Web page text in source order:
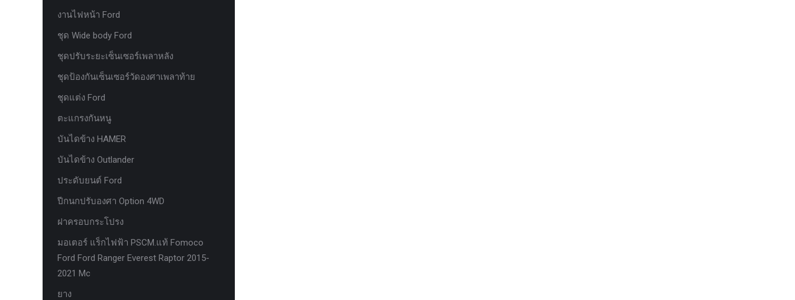
งานไฟหน้า Ford
ชุด Wide body Ford
ชุดปรับระยะเซ็นเซอร์เพลาหลัง
ชุดป้องกันเซ็นเซอร์วัดองศาเพลาท้าย
ชุดแต่ง Ford
ตะแกรงกันหนู
บันไดข้าง HAMER
บันไดข้าง Outlander
ประดับยนต์ Ford
ปีกนกปรับองศา Option 4WD
ฝาครอบกระโปรง
มอเตอร์ แร็กไฟฟ้า PSCM.แท้ Fomoco
Ford Ford Ranger Everest Raptor 2015-
2021 Mc
ยาง
PART J
ห่วงแดง HAMER
ห่วงโอเมก้า option
หัวเกียร์
อุปกรณ์ภายในรถยนต์ FORD
เคสกุญแจคาร์บอน for ford next gen
เซ็นเซอร์หน้าพร้อมสายแท้ 4 จุด ตรงรุ่น
Ranger Everest Raptor MC ปี 2015-2021
เซ็นเซอร์หน้าพร้อมสายแท้ 6 จุด ตรงรุ่น
Ranger Everest Raptor MC ปี 2015-2021
แผงครอบแอร์ FCIM ตรงรุ่น Ford XLT.
แผงควบคุมแอร์ FCIM ตรงรุ่น FORD
EVEREST 2.2 3.2 2.0
แหนบแอด option 4wd